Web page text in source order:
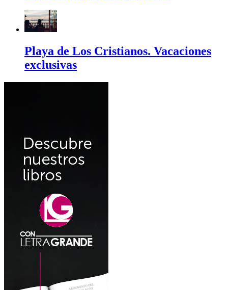
Playa de Los Cristianos. Vacaciones
exclusivas